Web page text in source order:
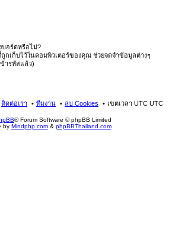
อร์ดหรือไม่?
กเก็บไว้ในคอมพิวเตอร์ของคุณ ช่วยจดจำข้อมูลต่างๆ
ข้ารหัสแล้ว)
เขตเวลา UTC UTC
ลบ Cookies
ทีมงาน
ติดต่อเรา
® Forum Software © phpBB Limited
by Mindphp.com& phpBBThailand.com